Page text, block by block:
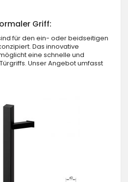
Griff:
für den ein- oder beidseitigen
Das innovative
eine schnelle und
Unser Angebot umfasst